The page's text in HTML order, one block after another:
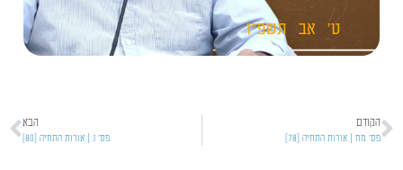
ט' אב תשפ"ו
הקודם
פס' מח | אורות התחיה [78]
הבא
פס' נ | אורות התחיה [80]